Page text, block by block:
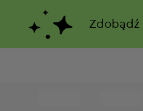
Zdobądź